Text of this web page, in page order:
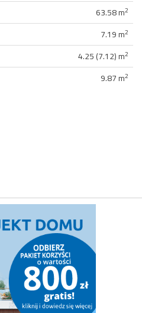
63.58 m2
7.19 m2
4.25 (7.12) m2
9.87 m2